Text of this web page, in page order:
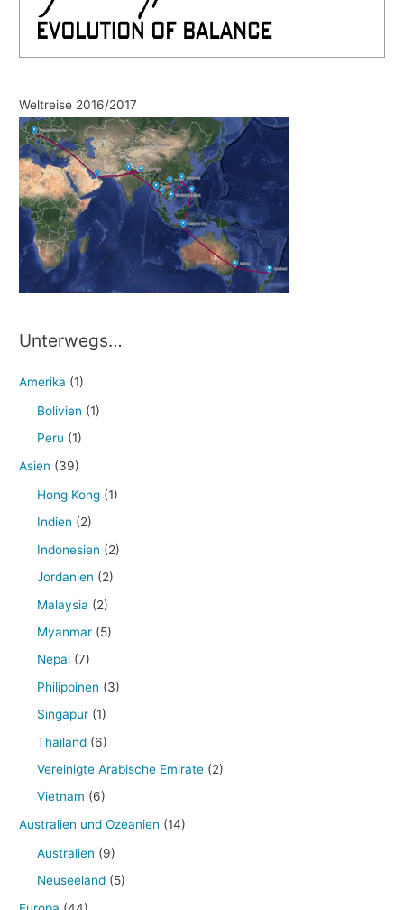
Weltreise 2016/2017
Unterwegs…
Amerika (1)
Bolivien (1)
Peru (1)
Asien (39)
Hong Kong (1)
Indien (2)
Indonesien (2)
Jordanien (2)
Malaysia (2)
Myanmar (5)
Nepal (7)
Philippinen (3)
Singapur (1)
Thailand (6)
Vereinigte Arabische Emirate (2)
Vietnam (6)
Australien und Ozeanien (14)
Australien (9)
Neuseeland (5)